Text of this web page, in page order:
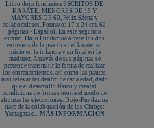
Libro dojo fundazioa ESCRITOS DE
KARATE: MENORES DE 15 Y
MAYORES DE 60, Félix Sáenz y
colaboradores, Formato: 17 x 24 cm. 62
páginas - Español. En este segundo
escrito, Dojo Fundazioa ofrece los dos
extremos de la práctica del karate, su
inicio en la infancia y su final en la
madurez. A través de sus páginas se
pretende transmitir la forma de realizar
los entrenamientos, así como las pautas
más relevantes dentro de cada edad, dado
que el desarrollo físico y mental
condiciona de forma notoria el modo de
afrontar las ejecuciones. Dojo-Fundazioa
nace de la colaboración de los Clubes:
Yamagata e... MÁS INFORMACIÓN